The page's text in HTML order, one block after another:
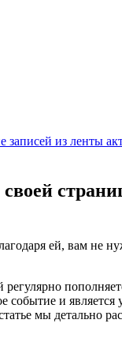
записей из ленты
ей, вам не
регулярно
событие и является
мы детально